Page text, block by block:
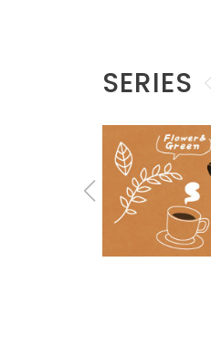
SERIES